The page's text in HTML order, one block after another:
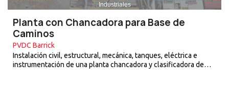
Industriales
Planta con Chancadora para Base de
Caminos
PVDC Barrick
Instalación civil, estructural, mecánica, tanques, eléctrica e
instrumentación de una planta chancadora y clasificadora de…